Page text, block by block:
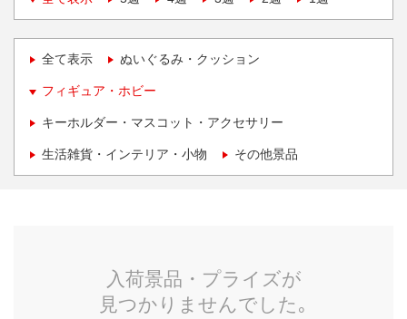
全て表示 ぬいぐるみ・クッション
フィギュア・ホビー
キーホルダー・マスコット・アクセサリー
生活雑貨・インテリア・小物 その他景品